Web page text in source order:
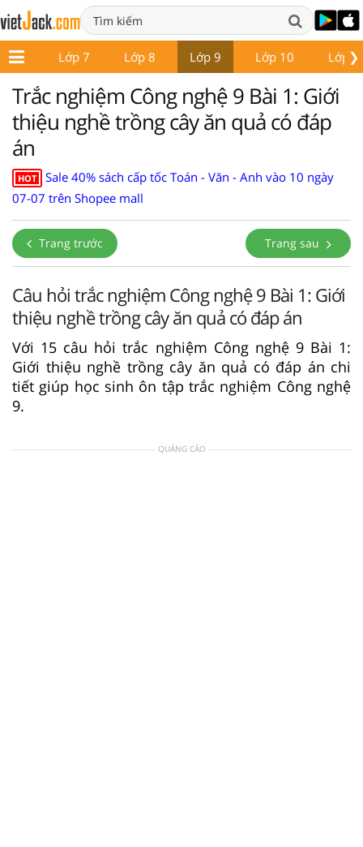
❯
6 Lớp 7 Lớp 8 Lớp 9 Lớp 10 Lớp
Trắc nghiệm Công nghệ 9 Bài 1: Giới
thiệu nghề trồng cây ăn quả có đáp
án
HOT
Sale 40% sách cấp tốc Toán - Văn - Anh vào 10 ngày
07-07 trên Shopee mall
Trang trước Trang sau
Câu hỏi trắc nghiệm Công nghệ 9 Bài 1: Giới
thiệu nghề trồng cây ăn quả có đáp án
Với 15 câu hỏi trắc nghiệm Công nghệ 9 Bài 1:
Giới thiệu nghề trồng cây ăn quả có đáp án chi
tiết giúp học sinh ôn tập trắc nghiệm Công nghệ
9.
QUẢNG CÁO